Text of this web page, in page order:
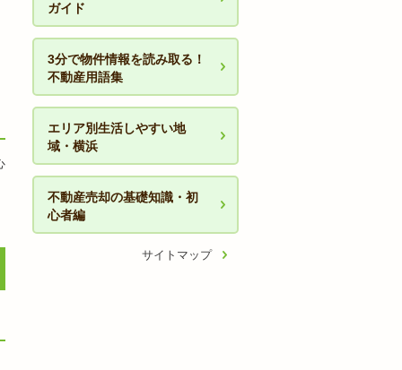
ガイド
3分で物件情報を読み取る！
不動産用語集
エリア別生活しやすい地
域・横浜
不動産売却の基礎知識・初
心者編
サイトマップ